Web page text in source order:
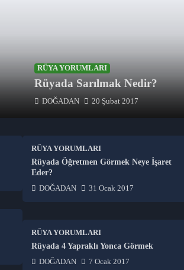
RÜYA YORUMLARI
Rüyada Sarılmak Nedir?
DOĞADAN 20 Şubat 2017
RÜYA YORUMLARI
Rüyada Öğretmen Görmek Neye İşaret
Eder?
DOĞADAN 31 Ocak 2017
RÜYA YORUMLARI
Rüyada 4 Yapraklı Yonca Görmek
DOĞADAN 7 Ocak 2017